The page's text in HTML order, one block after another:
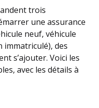
trois
une assurance
neuf, véhicule
immatriculé), des
s’ajouter. Voici les
avec les détails à